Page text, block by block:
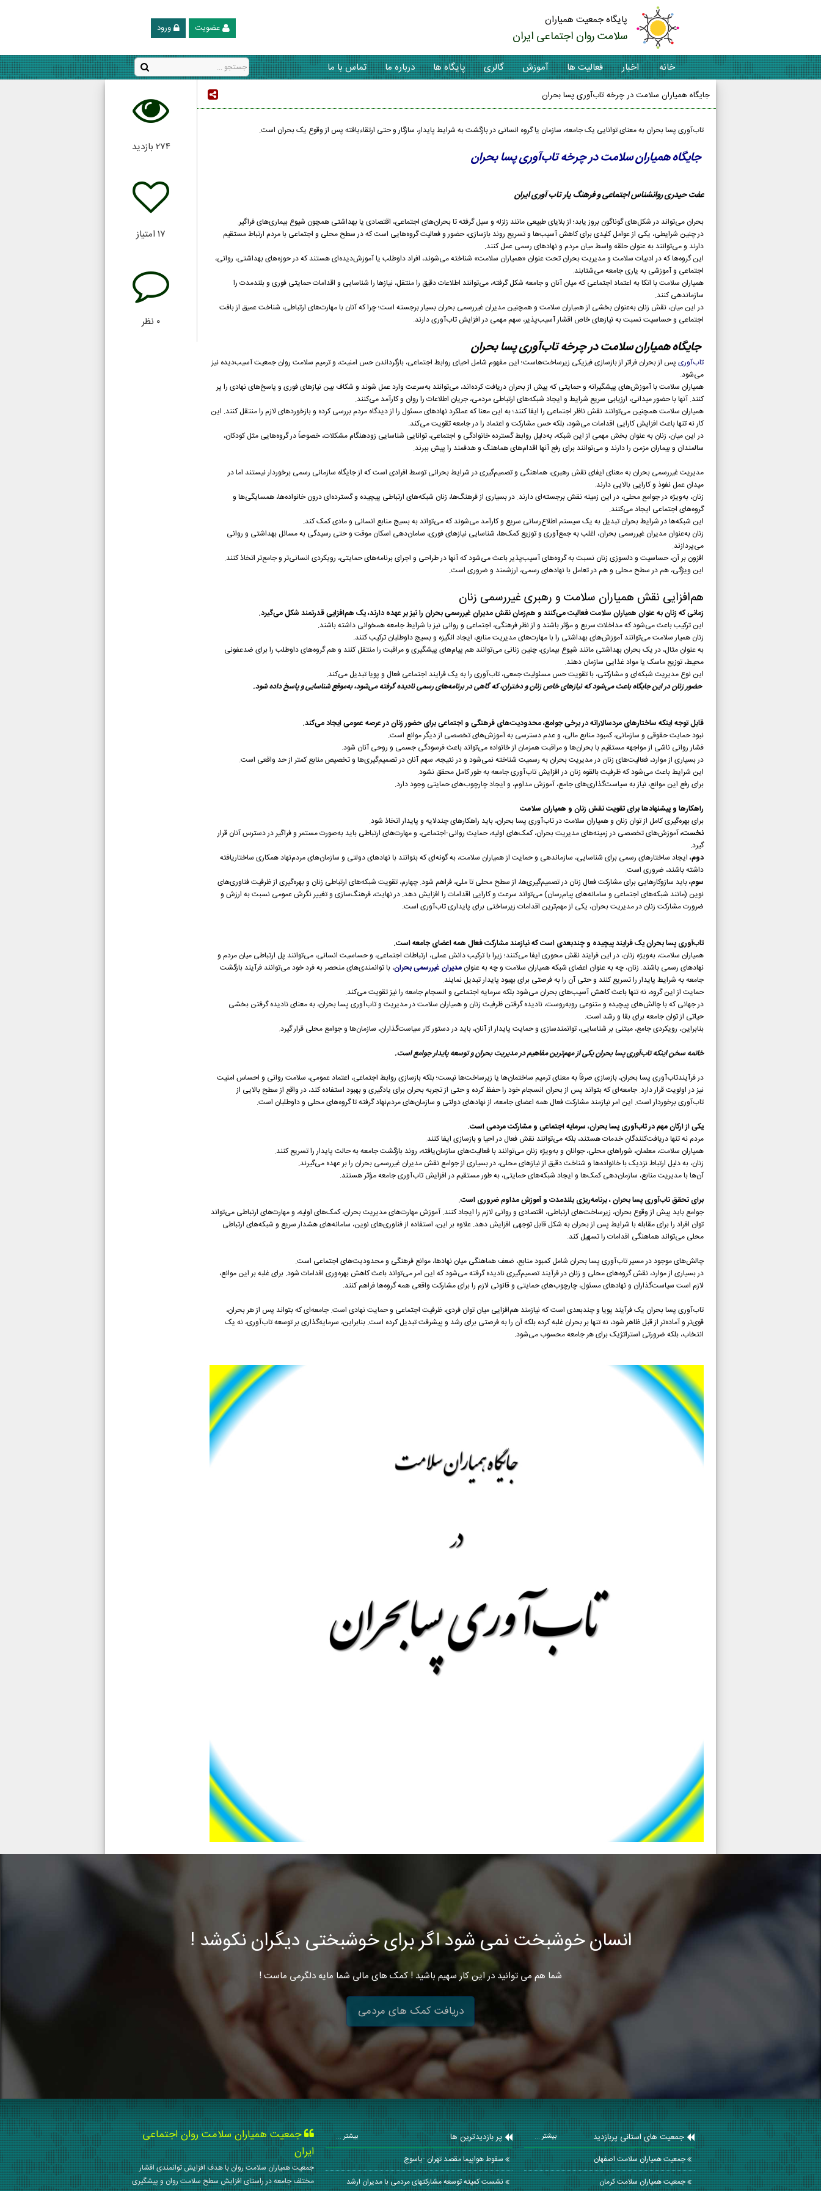
پایگاه جمعیت همیاران
سلامت روان اجتماعی ایران ورود عضویت
خانه اخبار فعالیت ها آموزش گالری پایگاه ها درباره ما تماس با ما
جایگاه همیاران سلامت در چرخه تاب‌آوری پسا بحران
تاب‌آوری پسا بحران به معنای توانایی یک جامعه، سازمان یا گروه انسانی در بازگشت به شرایط پایدار، سازگار و حتی ارتقاء‌یافته پس از وقوع یک بحران است.
جایگاه همیاران سلامت در چرخه تاب‌آوری پسا بحران
عفت حیدری روانشناس اجتماعی و فرهنگ یار تاب آوری ایران
بحران می‌تواند در شکل‌های گوناگون بروز یابد؛ از بلایای طبیعی مانند زلزله و سیل گرفته تا بحران‌های اجتماعی، اقتصادی یا بهداشتی همچون شیوع بیماری‌های فراگیر.
در چنین شرایطی، یکی از عوامل کلیدی برای کاهش آسیب‌ها و تسریع روند بازسازی، حضور و فعالیت گروه‌هایی است که در سطح محلی و اجتماعی با مردم ارتباط مستقیم
دارند و می‌توانند به عنوان حلقه واسط میان مردم و نهادهای رسمی عمل کنند.
این گروه‌ها که در ادبیات سلامت و مدیریت بحران تحت عنوان «همیاران سلامت» شناخته می‌شوند، افراد داوطلب یا آموزش‌دیده‌ای هستند که در حوزه‌های بهداشتی، روانی،
اجتماعی و آموزشی به یاری جامعه می‌شتابند.
همیاران سلامت با اتکا به اعتماد اجتماعی که میان آنان و جامعه شکل گرفته، می‌توانند اطلاعات دقیق را منتقل، نیازها را شناسایی و اقدامات حمایتی فوری و بلندمدت را
سازماندهی کنند.
در این میان، نقش زنان به‌عنوان بخشی از همیاران سلامت و همچنین مدیران غیررسمی بحران بسیار برجسته است؛ چرا که آنان با مهارت‌های ارتباطی، شناخت عمیق از بافت
اجتماعی و حساسیت نسبت به نیازهای خاص اقشار آسیب‌پذیر، سهم مهمی در افزایش تاب‌آوری دارند.
جایگاه همیاران سلامت در چرخه تاب‌آوری پسا بحران
تاب‌آوری پس از بحران فراتر از بازسازی فیزیکی زیرساخت‌هاست؛ این مفهوم شامل احیای روابط اجتماعی، بازگرداندن حس امنیت، و ترمیم سلامت روان جمعیت آسیب‌دیده نیز
می‌شود.
همیاران سلامت با آموزش‌های پیشگیرانه و حمایتی که پیش از بحران دریافت کرده‌اند، می‌توانند به‌سرعت وارد عمل شوند و شکاف بین نیازهای فوری و پاسخ‌های نهادی را پر
کنند. آنها با حضور میدانی، ارزیابی سریع شرایط و ایجاد شبکه‌های ارتباطی مردمی، جریان اطلاعات را روان و کارآمد می‌کنند.
همیاران سلامت همچنین می‌توانند نقش ناظر اجتماعی را ایفا کنند؛ به این معنا که عملکرد نهادهای مسئول را از دیدگاه مردم بررسی کرده و بازخوردهای لازم را منتقل کنند. این
کار نه تنها باعث افزایش کارایی اقدامات می‌شود، بلکه حس مشارکت و اعتماد را در جامعه تقویت می‌کند.
در این میان، زنان به عنوان بخش مهمی از این شبکه، به‌دلیل روابط گسترده خانوادگی و اجتماعی، توانایی شناسایی زودهنگام مشکلات، خصوصاً در گروه‌هایی مثل کودکان،
سالمندان و بیماران مزمن را دارند و می‌توانند برای رفع آنها اقدام‌های هماهنگ و هدفمند را پیش ببرند.
مدیریت غیررسمی بحران به معنای ایفای نقش رهبری، هماهنگی و تصمیم‌گیری در شرایط بحرانی توسط افرادی است که از جایگاه سازمانی رسمی برخوردار نیستند اما در
میدان عمل نفوذ و کارایی بالایی دارند.
زنان، به‌ویژه در جوامع محلی، در این زمینه نقش برجسته‌ای دارند. در بسیاری از فرهنگ‌ها، زنان شبکه‌های ارتباطی پیچیده و گسترده‌ای درون خانواده‌ها، همسایگی‌ها و
گروه‌های اجتماعی ایجاد می‌کنند.
این شبکه‌ها در شرایط بحران تبدیل به یک سیستم اطلاع‌رسانی سریع و کارآمد می‌شوند که می‌تواند به بسیج منابع انسانی و مادی کمک کند.
زنان به‌عنوان مدیران غیررسمی بحران، اغلب به جمع‌آوری و توزیع کمک‌ها، شناسایی نیازهای فوری، سامان‌دهی اسکان موقت و حتی رسیدگی به مسائل بهداشتی و روانی
می‌پردازند.
افزون بر آن، حساسیت و دلسوزی زنان نسبت به گروه‌های آسیب‌پذیر باعث می‌شود که آنها در طراحی و اجرای برنامه‌های حمایتی، رویکردی انسانی‌تر و جامع‌تر اتخاذ کنند.
این ویژگی، هم در سطح محلی و هم در تعامل با نهادهای رسمی، ارزشمند و ضروری است.
هم‌افزایی نقش همیاران سلامت و رهبری غیررسمی زنان
زمانی که زنان به عنوان همیاران سلامت فعالیت می‌کنند و هم‌زمان نقش مدیران غیررسمی بحران را نیز بر عهده دارند، یک هم‌افزایی قدرتمند شکل می‌گیرد.
این ترکیب باعث می‌شود که مداخلات سریع و مؤثر باشند و از نظر فرهنگی، اجتماعی و روانی نیز با شرایط جامعه همخوانی داشته باشند.
زنان همیار سلامت می‌توانند آموزش‌های بهداشتی را با مهارت‌های مدیریت منابع، ایجاد انگیزه و بسیج داوطلبان ترکیب کنند.
به عنوان مثال، در یک بحران بهداشتی مانند شیوع بیماری، چنین زنانی می‌توانند هم پیام‌های پیشگیری و مراقبت را منتقل کنند و هم گروه‌های داوطلب را برای ضدعفونی
محیط، توزیع ماسک یا مواد غذایی سازمان دهند.
این نوع مدیریت شبکه‌ای و مشارکتی، با تقویت حس مسئولیت جمعی، تاب‌آوری را به یک فرایند اجتماعی فعال و پویا تبدیل می‌کند.
حضور زنان در این جایگاه باعث می‌شود که نیازهای خاص زنان و دختران، که گاهی در برنامه‌های رسمی نادیده گرفته می‌شود، به‌موقع شناسایی و پاسخ داده شود.
قابل توجه اینکه ساختارهای مردسالارانه در برخی جوامع، محدودیت‌های فرهنگی و اجتماعی برای حضور زنان در عرصه عمومی ایجاد می‌کند.
نبود حمایت حقوقی و سازمانی، کمبود منابع مالی، و عدم دسترسی به آموزش‌های تخصصی از دیگر موانع است.
فشار روانی ناشی از مواجهه مستقیم با بحران‌ها و مراقبت همزمان از خانواده می‌تواند باعث فرسودگی جسمی و روحی آنان شود.
در بسیاری از موارد، فعالیت‌های زنان در مدیریت بحران به رسمیت شناخته نمی‌شود و در نتیجه، سهم آنان در تصمیم‌گیری‌ها و تخصیص منابع کمتر از حد واقعی است.
این شرایط باعث می‌شود که ظرفیت بالقوه زنان در افزایش تاب‌آوری جامعه به طور کامل محقق نشود.
برای رفع این موانع، نیاز به سیاست‌گذاری‌های جامع، آموزش مداوم، و ایجاد چارچوب‌های حمایتی وجود دارد.
راهکارها و پیشنهادها برای تقویت نقش زنان و همیاران سلامت
برای بهره‌گیری کامل از توان زنان و همیاران سلامت در تاب‌آوری پسا بحران، باید راهکارهای چندلایه و پایدار اتخاذ شود.
نخست،آموزش‌های تخصصی در زمینه‌های مدیریت بحران، کمک‌های اولیه، حمایت روانی-اجتماعی، و مهارت‌های ارتباطی باید به‌صورت مستمر و فراگیر در دسترس آنان قرار
گیرد.
دوم، ایجاد ساختارهای رسمی برای شناسایی، سازماندهی و حمایت از همیاران سلامت، به گونه‌ای که بتوانند با نهادهای دولتی و سازمان‌های مردم‌نهاد همکاری ساختاریافته
داشته باشند، ضروری است.
سوم،باید سازوکارهایی برای مشارکت فعال زنان در تصمیم‌گیری‌ها، از سطح محلی تا ملی، فراهم شود. چهارم، تقویت شبکه‌های ارتباطی زنان و بهره‌گیری از ظرفیت فناوری‌های
نوین (مانند شبکه‌های اجتماعی و سامانه‌های پیام‌رسان) می‌تواند سرعت و کارایی اقدامات را افزایش دهد. در نهایت، فرهنگ‌سازی و تغییر نگرش عمومی نسبت به ارزش و
ضرورت مشارکت زنان در مدیریت بحران، یکی از مهم‌ترین اقدامات زیرساختی برای پایداری تاب‌آوری است.
تاب‌آوری پسا بحران یک فرایند پیچیده و چندبعدی است که نیازمند مشارکت فعال همه اعضای جامعه است.
همیاران سلامت، به‌ویژه زنان، در این فرایند نقش محوری ایفا می‌کنند؛ زیرا با ترکیب دانش عملی، ارتباطات اجتماعی، و حساسیت انسانی، می‌توانند پل ارتباطی میان مردم و
نهادهای رسمی باشند. زنان، چه به عنوان اعضای شبکه همیاران سلامت و چه به عنوان مدیران غیررسمی بحران، با توانمندی‌های منحصر به فرد خود می‌توانند فرآیند بازگشت
جامعه به شرایط پایدار را تسریع کنند و حتی آن را به فرصتی برای بهبود پایدار تبدیل نمایند.
حمایت از این گروه، نه تنها باعث کاهش آسیب‌های بحران می‌شود بلکه سرمایه اجتماعی و انسجام جامعه را نیز تقویت می‌کند.
در جهانی که با چالش‌های پیچیده و متنوعی روبه‌روست، نادیده گرفتن ظرفیت زنان و همیاران سلامت در مدیریت و تاب‌آوری پسا بحران، به معنای نادیده گرفتن بخشی
حیاتی از توان جامعه برای بقا و رشد است.
بنابراین، رویکردی جامع، مبتنی بر شناسایی، توانمندسازی و حمایت پایدار از آنان، باید در دستور کار سیاست‌گذاران، سازمان‌ها و جوامع محلی قرار گیرد.
خاتمه سخن اینکه تاب‌آوری پسا بحران یکی از مهم‌ترین مفاهیم در مدیریت بحران و توسعه پایدار جوامع است.
در فرآیندتاب‌آوری پسا بحران، بازسازی صرفاً به معنای ترمیم ساختمان‌ها یا زیرساخت‌ها نیست؛ بلکه بازسازی روابط اجتماعی، اعتماد عمومی، سلامت روانی و احساس امنیت
نیز در اولویت قرار دارد. جامعه‌ای که بتواند پس از بحران انسجام خود را حفظ کرده و حتی از تجربه بحران برای یادگیری و بهبود استفاده کند، در واقع از سطح بالایی از
تاب‌آوری برخوردار است. این امر نیازمند مشارکت فعال همه اعضای جامعه، از نهادهای دولتی و سازمان‌های مردم‌نهاد گرفته تا گروه‌های محلی و داوطلبان است.
یکی از ارکان مهم در تاب‌آوری پسا بحران، سرمایه اجتماعی و مشارکت مردمی است.
مردم نه تنها دریافت‌کنندگان خدمات هستند، بلکه می‌توانند نقش فعال در احیا و بازسازی ایفا کنند.
همیاران سلامت، معلمان، شوراهای محلی، جوانان و به‌ویژه زنان می‌توانند با فعالیت‌های سازمان‌یافته، روند بازگشت جامعه به حالت پایدار را تسریع کنند.
زنان، به دلیل ارتباط نزدیک با خانواده‌ها و شناخت دقیق از نیازهای محلی، در بسیاری از جوامع نقش مدیران غیررسمی بحران را بر عهده می‌گیرند.
آن‌ها با مدیریت منابع، سازمان‌دهی کمک‌ها و ایجاد شبکه‌های حمایتی، به طور مستقیم در افزایش تاب‌آوری جامعه مؤثر هستند.
برای تحقق تاب‌آوری پسا بحران ، برنامه‌ریزی بلندمدت و آموزش مداوم ضروری است.
جوامع باید پیش از وقوع بحران، زیرساخت‌های ارتباطی، اقتصادی و روانی لازم را ایجاد کنند. آموزش مهارت‌های مدیریت بحران، کمک‌های اولیه، و مهارت‌های ارتباطی می‌تواند
توان افراد را برای مقابله با شرایط پس از بحران به شکل قابل توجهی افزایش دهد. علاوه بر این، استفاده از فناوری‌های نوین، سامانه‌های هشدار سریع و شبکه‌های ارتباطی
محلی می‌تواند هماهنگی اقدامات را تسهیل کند.
چالش‌های موجود در مسیر تاب‌آوری پسا بحران شامل کمبود منابع، ضعف هماهنگی میان نهادها، موانع فرهنگی و محدودیت‌های اجتماعی است.
در بسیاری از موارد، نقش گروه‌های محلی و زنان در فرآیند تصمیم‌گیری نادیده گرفته می‌شود که این امر می‌تواند باعث کاهش بهره‌وری اقدامات شود. برای غلبه بر این موانع،
لازم است سیاست‌گذاران و نهادهای مسئول، چارچوب‌های حمایتی و قانونی لازم را برای مشارکت واقعی همه گروه‌ها فراهم کنند.
تاب‌آوری پسا بحران یک فرآیند پویا و چندبعدی است که نیازمند هم‌افزایی میان توان فردی، ظرفیت اجتماعی و حمایت نهادی است. جامعه‌ای که بتواند پس از هر بحران،
قوی‌تر و آماده‌تر از قبل ظاهر شود، نه تنها بر بحران غلبه کرده بلکه آن را به فرصتی برای رشد و پیشرفت تبدیل کرده است. بنابراین، سرمایه‌گذاری بر توسعه تاب‌آوری، نه یک
انتخاب، بلکه ضرورتی استراتژیک برای هر جامعه محسوب می‌شود.
۲۷۴ بازدید
۱۷ امتیاز
۰ نظر
انسان خوشبخت نمی شود اگر برای خوشبختی دیگران نکوشد !
شما هم می توانید در این کار سهیم باشید ! کمک های مالی شما مایه دلگرمی ماست !
دریافت کمک های مردمی
جمعیت های استانی پربازدید بیشتر ...
جمعیت همیاران سلامت اصفهان
جمعیت همیاران سلامت كرمان
پر بازدیدترین ها بیشتر ...
سقوط هواپیما مقصد تهران -یاسوج
نشست کمیته توسعه مشارکتهای مردمی با مدیران ارشد
جمعیت همیاران سلامت روان اجتماعی
ایران
جمعیت همیاران سلامت روان با هدف افزایش توانمندی اقشار
مختلف جامعه در راستای افزایش سطح سلامت روان و پیشگیری